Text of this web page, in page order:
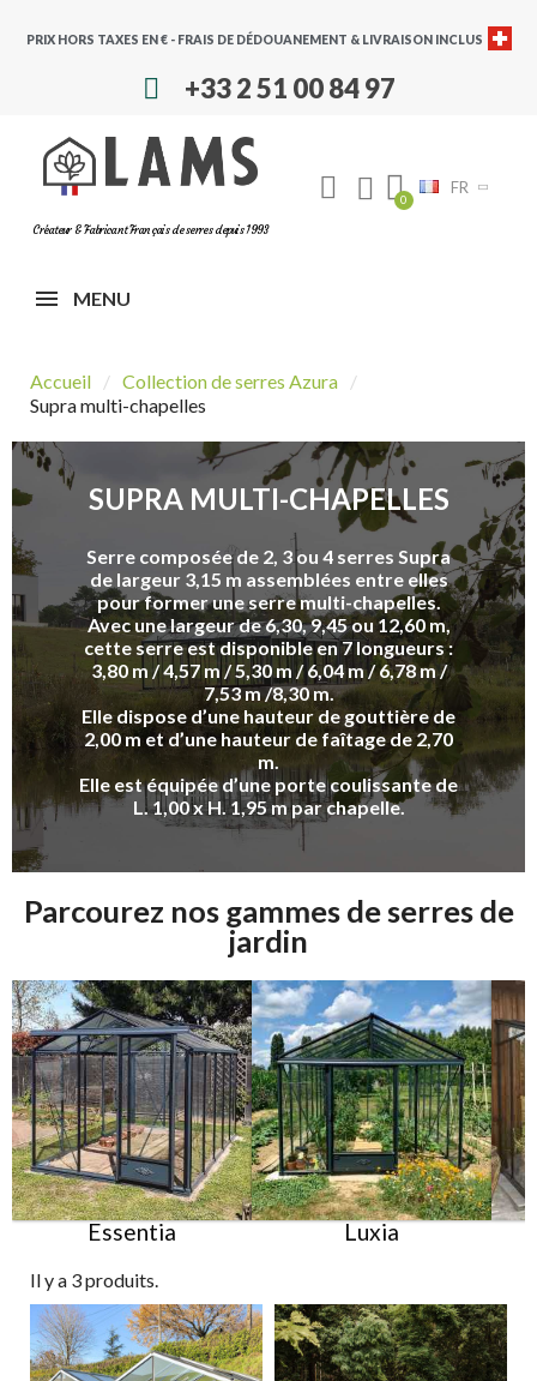
PRIX HORS TAXES EN € - FRAIS DE DÉDOUANEMENT & LIVRAISON INCLUS
+33 2 51 00 84 97
Créateur & Fabricant Français de serres depuis 1993
FR
MENU
Accueil
Collection de serres Azura
Supra multi-chapelles
SUPRA MULTI-CHAPELLES
Serre composée de 2, 3 ou 4 serres Supra
de largeur 3,15 m assemblées entre elles
pour former une serre multi-chapelles.
Avec une largeur de 6,30, 9,45 ou 12,60 m,
cette serre est disponible en 7 longueurs :
3,80 m / 4,57 m / 5,30 m / 6,04 m / 6,78 m /
7,53 m /8,30 m.
Elle dispose d’une hauteur de gouttière de
2,00 m et d’une hauteur de faîtage de 2,70
m.
Elle est équipée d’une porte coulissante de
L. 1,00 x H. 1,95 m par chapelle.
Parcourez nos gammes de serres de
jardin
Essentia Luxia
Il y a 3 produits.